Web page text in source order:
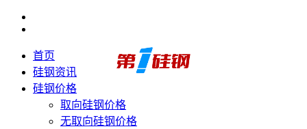
首页
硅钢资讯
硅钢价格
取向硅钢价格
无取向硅钢价格